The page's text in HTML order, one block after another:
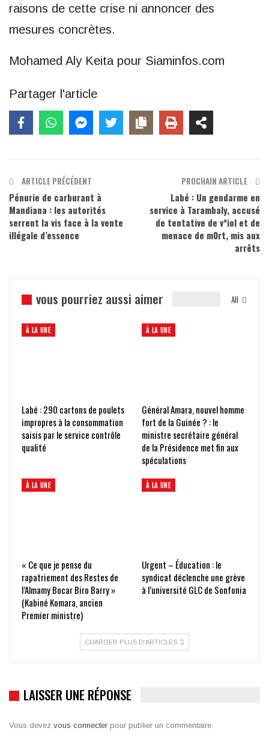
raisons de cette crise ni annoncer des
mesures concrètes.
Mohamed Aly Keita pour Siaminfos.com
Partager l'article
ARTICLE PRÉCÉDENT
Pénurie de carburant à
Mandiana : les autorités
serrent la vis face à la vente
illégale d’essence
PROCHAIN ARTICLE
Labé : Un gendarme en
service à Tarambaly, accusé
de tentative de v*iol et de
menace de m0rt, mis aux
arrêts
All
vous pourriez aussi aimer
À LA UNE
Labé : 290 cartons de poulets
impropres à la consommation
saisis par le service contrôle
qualité
À LA UNE
Général Amara, nouvel homme
fort de la Guinée ? : le
ministre secrétaire général
de la Présidence met fin aux
spéculations
À LA UNE
« Ce que je pense du
rapatriement des Restes de
l’Almamy Bocar Biro Barry »
(Kabiné Komara, ancien
Premier ministre)
À LA UNE
Urgent – Éducation : le
syndicat déclenche une grève
à l’université GLC de Sonfonia
CHARGER PLUS D'ARTICLES
LAISSER UNE RÉPONSE
Vous devez vous connecter pour publier un commentaire.